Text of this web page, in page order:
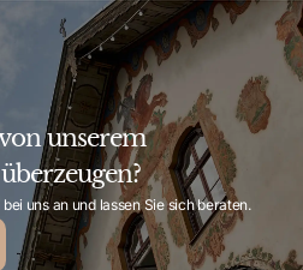
unserem
uns an und lassen Sie sich beraten.